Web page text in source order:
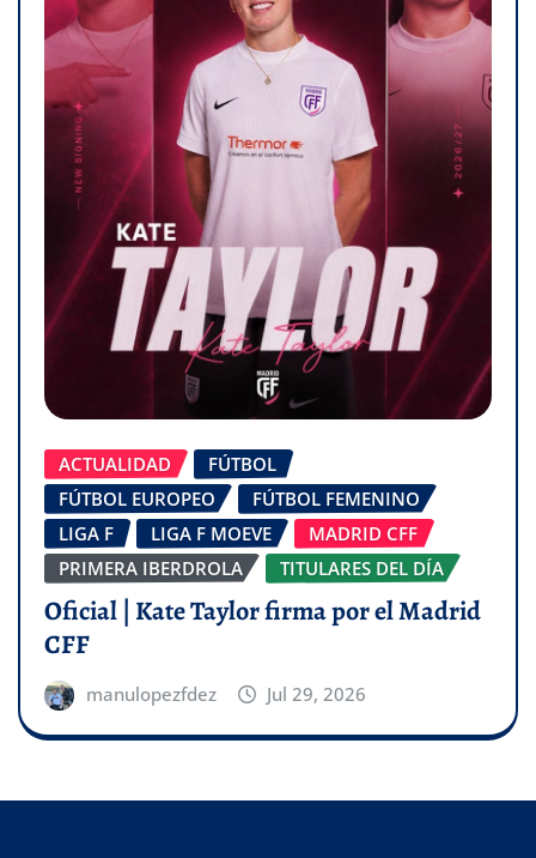
ACTUALIDAD
FÚTBOL
FÚTBOL EUROPEO
FÚTBOL FEMENINO
LIGA F
LIGA F MOEVE
MADRID CFF
PRIMERA IBERDROLA
TITULARES DEL DÍA
Oficial | Kate Taylor firma por el Madrid
CFF
manulopezfdez Jul 29, 2026